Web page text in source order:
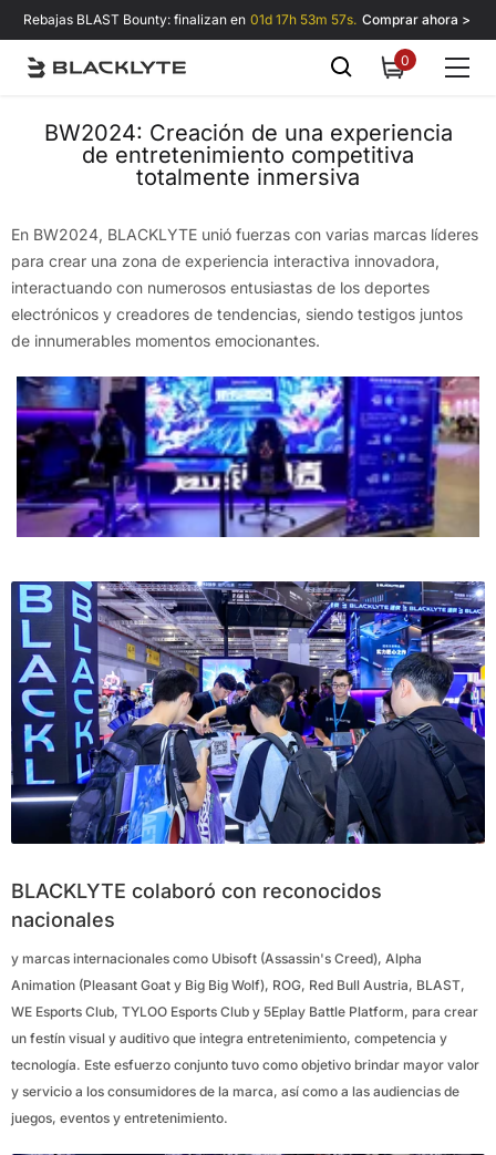
Saltar al contenido
Rebajas BLAST Bounty: finalizan en 01d 17h 53m 56s. Comprar ahora >
00
items
BW2024: Creación de una experiencia
de entretenimiento competitiva
totalmente inmersiva
En BW2024, BLACKLYTE unió fuerzas con varias marcas líderes
para crear una zona de experiencia interactiva innovadora,
interactuando con numerosos entusiastas de los deportes
electrónicos y creadores de tendencias, siendo testigos juntos
de innumerables momentos emocionantes.
BLACKLYTE colaboró con reconocidos
nacionales
y marcas internacionales como Ubisoft (Assassin's Creed), Alpha
Animation (Pleasant Goat y Big Big Wolf), ROG, Red Bull Austria, BLAST,
WE Esports Club, TYLOO Esports Club y 5Eplay Battle Platform, para crear
un festín visual y auditivo que integra entretenimiento, competencia y
tecnología. Este esfuerzo conjunto tuvo como objetivo brindar mayor valor
y servicio a los consumidores de la marca, así como a las audiencias de
juegos, eventos y entretenimiento.